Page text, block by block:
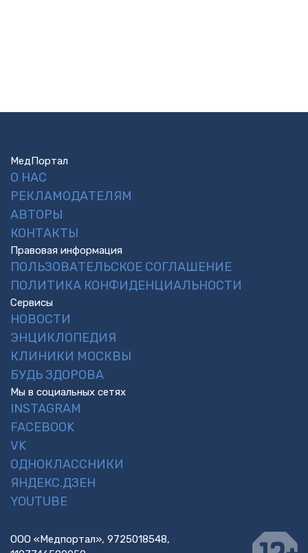
МедПортал
О НАС
РЕКЛАМОДАТЕЛЯМ
АВТОРЫ
КОНТАКТЫ
Правовая информация
ПОЛЬЗОВАТЕЛЬСКОЕ СОГЛАШЕНИЕ
ПОЛИТИКА КОНФИДЕНЦИАЛЬНОСТИ
Сервисы
НОВОСТИ
ЭНЦИКЛОПЕДИЯ
КЛИНИКИ МОСКВЫ
БУДЬ ЗДОРОВА
Мы в социальных сетях
INSTAGRAM
FACEBOOK
VK
ОДНОКЛАССНИКИ
ЯНДЕКС.ДЗЕН
YOUTUBE
ООО «Медпортал», 9725018548,